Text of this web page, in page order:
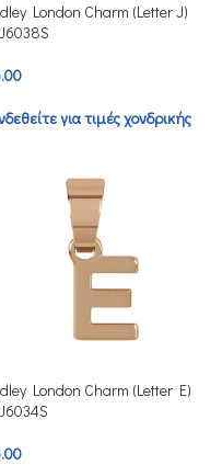
London Charm (Letter J)
για τιμές χονδρικής
London Charm (Letter E)